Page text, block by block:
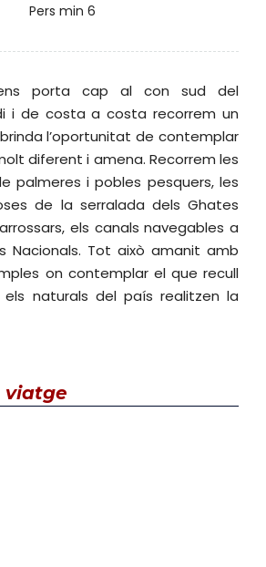
Pers min 6
porta cap al con sud del
i de costa a costa recorrem un
l’oportunitat de contemplar
diferent i amena. Recorrem les
palmeres i pobles pesquers, les
de la serralada dels Ghates
els canals navegables a
Nacionals. Tot això amanit amb
on contemplar el que recull
naturals del país realitzen la
viatge